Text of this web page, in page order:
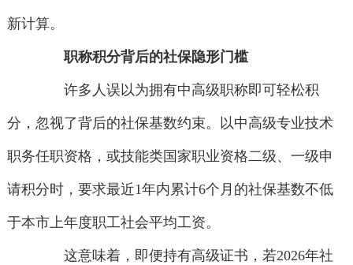
新计算。
职称积分背后的社保隐形门槛
许多人误以为拥有中高级职称即可轻松积
分，忽视了背后的社保基数约束。以中高级专业技术
职务任职资格，或技能类国家职业资格二级、一级申
请积分时，要求最近1年内累计6个月的社保基数不低
于本市上年度职工社会平均工资。
这意味着，即便持有高级证书，若2026年社